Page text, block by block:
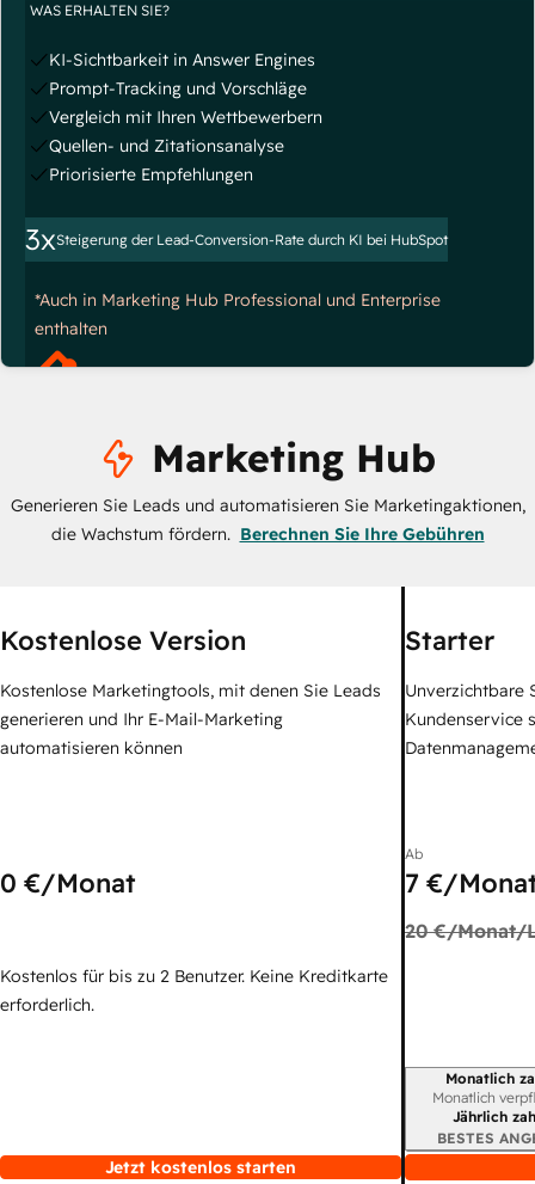
WAS ERHALTEN SIE?
KI-Sichtbarkeit in Answer Engines
Prompt-Tracking und Vorschläge
Vergleich mit Ihren Wettbewerbern
Quellen- und Zitationsanalyse
Priorisierte Empfehlungen
3xSteigerung der Lead-Conversion-Rate durch KI bei HubSpot
*Auch in Marketing Hub Professional und Enterprise
enthalten
Marketing Hub
Generieren Sie Leads und automatisieren Sie Marketingaktionen,
die Wachstum fördern. Berechnen Sie Ihre Gebühren
Kostenlose Version
Kostenlose Marketingtools, mit denen Sie Leads
generieren und Ihr E-Mail-Marketing
automatisieren können
0 €/Monat
Kostenlos für bis zu 2 Benutzer. Keine Kreditkarte
erforderlich.
Jetzt kostenlos starten
Starter
Unverzichtbare
Kundenservice
Ab
7 €/
20 €/Monat/
Monatlich
Monatlich
Jährlich
BESTES